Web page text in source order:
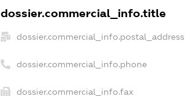
dossier.commercial_info.title
dossier.commercial_info.postal_address
dossier.commercial_info.phone
dossier.commercial_info.fax